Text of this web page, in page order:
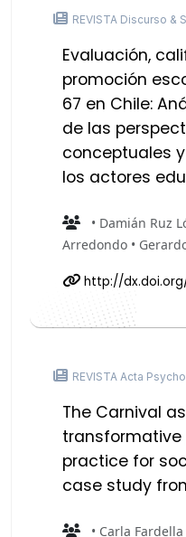
REVISTA Discurso &
Evaluación,
promoción
67 en Chile:
de las
conceptuales
los actores
• Damián Ruz
Arredondo •
http://dx.doi.org/
REVISTA Acta
The Carnival
practice for
case study
• Carla